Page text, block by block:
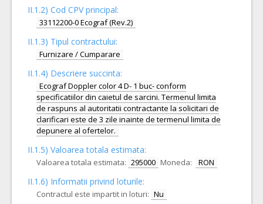
II.1.2) Cod CPV principal:
33112200-0 Ecograf (Rev.2)
II.1.3) Tipul contractului:
Furnizare / Cumparare
II.1.4) Descriere succinta:
Ecograf Doppler color 4 D- 1 buc- conform
specificatiilor din caietul de sarcini. Termenul limita
de raspuns al autoritatii contractante la solicitari de
clarificari este de 3 zile inainte de termenul limita de
depunere al ofertelor.
II.1.5) Valoarea totala estimata:
Valoarea totala estimata: 295000 Moneda: RON
II.1.6) Informatii privind loturile:
Contractul este impartit in loturi: Nu